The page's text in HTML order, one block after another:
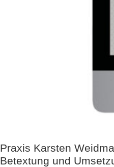
Praxis Karsten
Betextung und